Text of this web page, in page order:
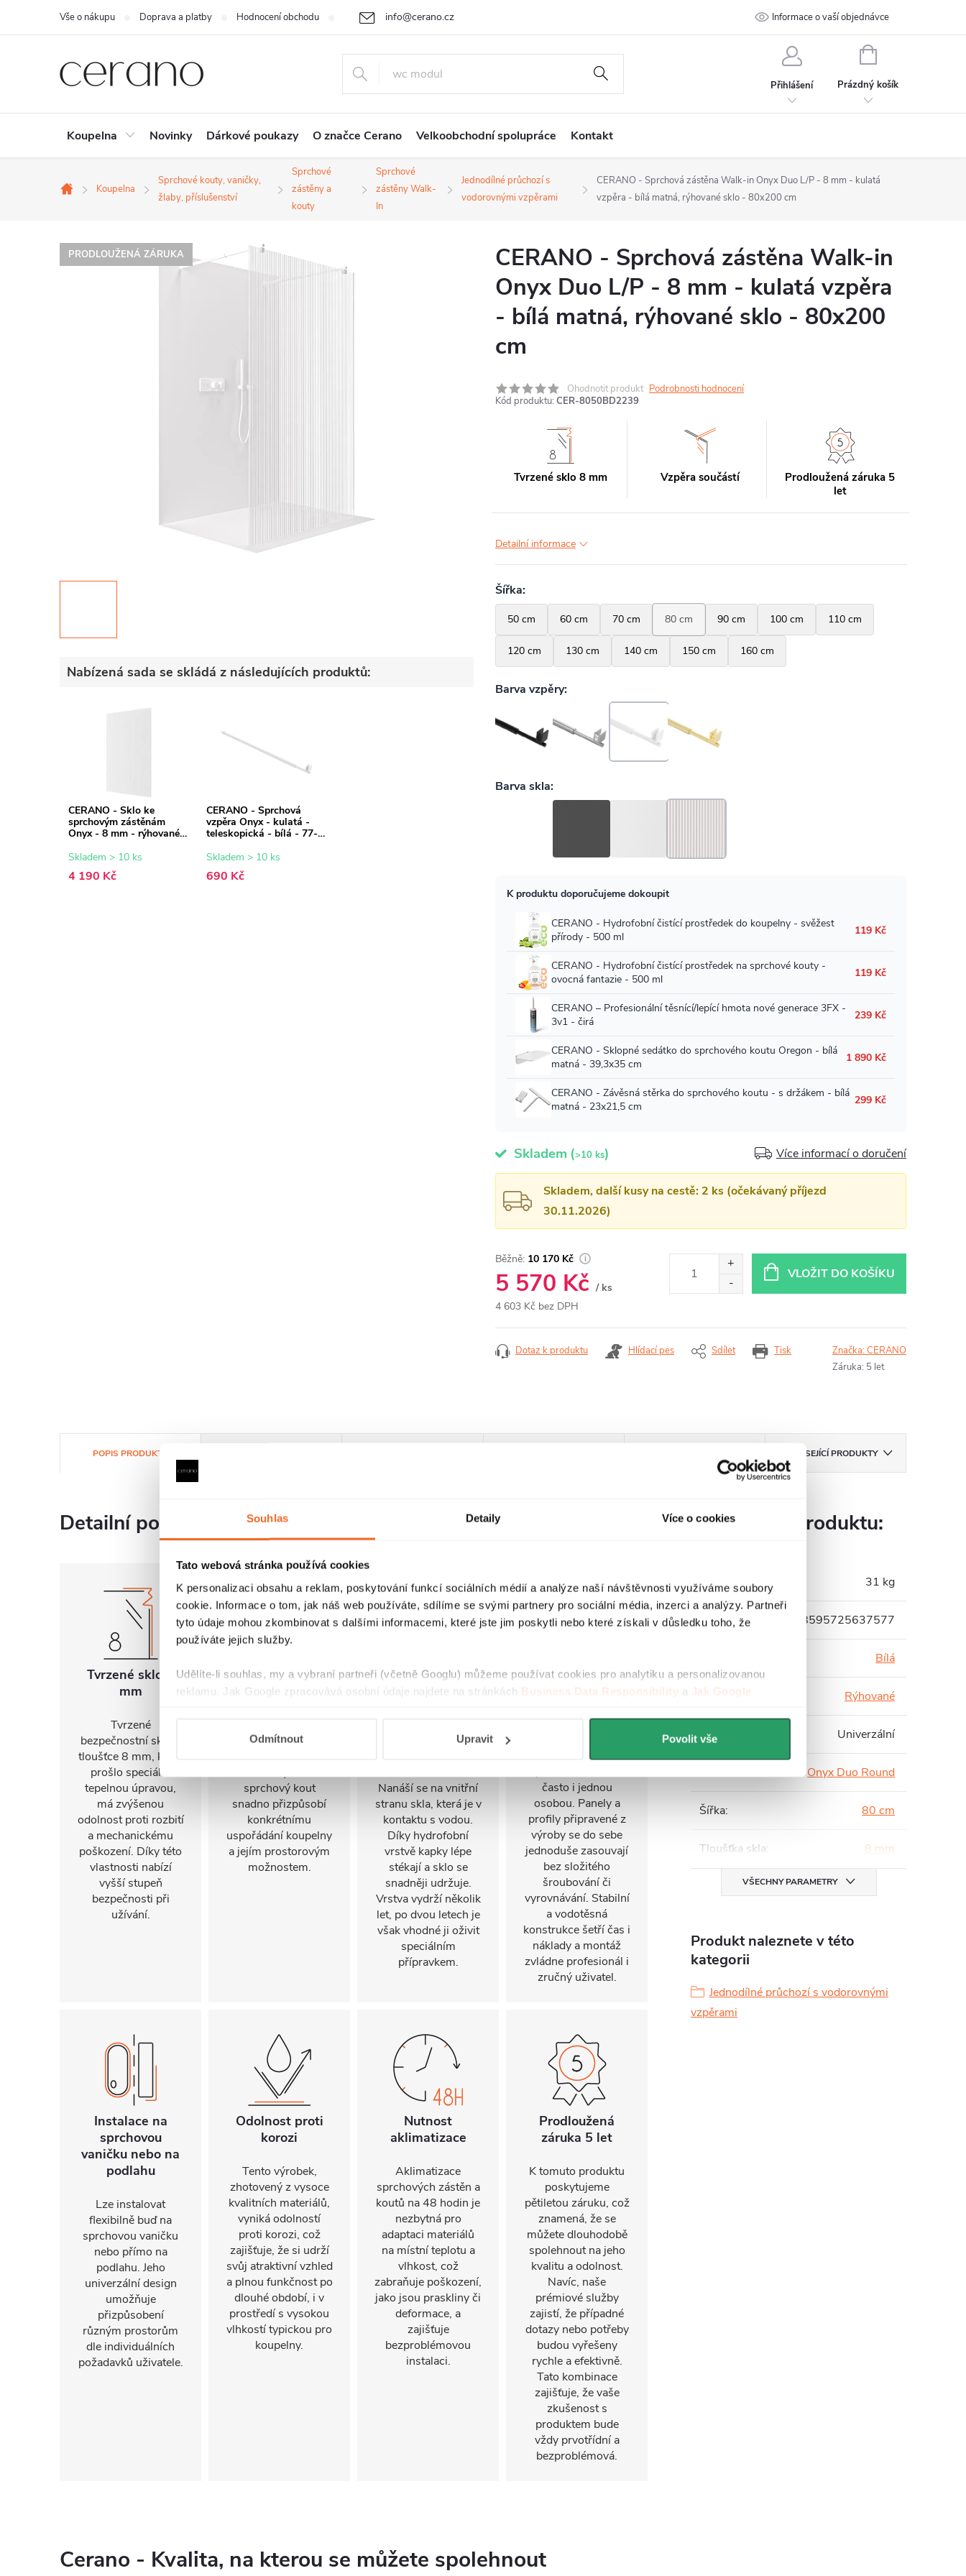
Souhlas Detaily Více o cookies
Tato webová stránka používá cookies
K personalizaci obsahu a reklam, poskytování funkcí sociálních médií a analýze naší návštěvnosti využíváme soubory
cookie. Informace o tom, jak náš web používáte, sdílíme se svými partnery pro sociální média, inzerci a analýzy. Partneři
tyto údaje mohou zkombinovat s dalšími informacemi, které jste jim poskytli nebo které získali v důsledku toho, že
používáte jejich služby.
Udělíte-li souhlas, my a vybraní partneři (včetně Googlu) můžeme používat cookies pro analytiku a personalizovanou
reklamu. Jak Google zpracovává osobní údaje najdete na stránkách Business Data Responsibility a Jak Google
Odmítnout Upravit Povolit vše
+420 226 400 232
info@cerano.cz
Vše o nákupu Doprava a platby Hodnocení obchodu Cenová nabídka na míru Ochrana osobních údajů Kontakt
Informace o vaší objednávce
Přihlášení
NÁKUPNÍ
Prázdný košík
Koupelna Novinky Dárkové poukazy O značce Cerano Velkoobchodní spolupráce Kontakt
Domů
Koupelna
Sprchové kouty, vaničky,
žlaby, příslušenství
Sprchové
zástěny a
kouty
Sprchové
zástěny Walk-
In
Jednodílné průchozí s
vodorovnými vzpěrami
CERANO - Sprchová zástěna Walk-in Onyx Duo L/P - 8 mm - kulatá
vzpěra - bílá matná, rýhované sklo - 80x200 cm
PRODLOUŽENÁ ZÁRUKA
Nabízená sada se skládá z následujících produktů:
CERANO - Sklo ke
sprchovým zástěnám
Onyx - 8 mm - rýhované
Skladem > 10 ks
4 190 Kč
CERANO - Sprchová
vzpěra Onyx - kulatá -
teleskopická - bílá - 77-
Skladem > 10 ks
690 Kč
CERANO - Sprchová zástěna Walk-in
Onyx Duo L/P - 8 mm - kulatá vzpěra
- bílá matná, rýhované sklo - 80x200
cm
Ohodnotit produkt Podrobnosti hodnocení
Kód produktu: CER-8050BD2239
Tvrzené sklo 8 mm Vzpěra součástí
Prodloužená záruka 5
let
Detailní informace
Skladem (>10 ks) Více informací o doručení
Skladem, další kusy na cestě: 2 ks (očekávaný příjezd
30.11.2026)
10 170 Kč
5 570 Kč / ks
4 603 Kč bez DPH
VLOŽIT DO KOŠÍKU
Tisk
Dotaz k produktu Hlídací pes Sdílet Značka:CERANO
Záruka: 5 let
POPIS PRODUKTU SOUVISEJÍCÍ PRODUKTY
Detailní popis produktu
Tvrzené sklo 8
mm
Tvrzené
bezpečnostní sklo o
tloušťce 8 mm, které
prošlo speciální
tepelnou úpravou,
má zvýšenou
odolnost proti rozbití
a mechanickému
poškození. Díky této
vlastnosti nabízí
vyšší stupeň
bezpečnosti při
užívání.
Univerzální
montáž
umožňuje instalaci
sprchový kout
snadno přizpůsobí
konkrétnímu
uspořádání koupelny
a jejím prostorovým
možnostem.
Povrchová úprava
EasyClean
usnadňuje čištění
Nanáší se na vnitřní
stranu skla, která je v
kontaktu s vodou.
Díky hydrofobní
vrstvě kapky lépe
stékají a sklo se
snadněji udržuje.
Vrstva vydrží několik
let, po dvou letech je
však vhodné ji oživit
speciálním
přípravkem.
FastInstall
montážní systém pro
sestavení
často i jednou
osobou. Panely a
profily připravené z
výroby se do sebe
jednoduše zasouvají
bez složitého
šroubování či
vyrovnávání. Stabilní
a vodotěsná
konstrukce šetří čas i
náklady a montáž
zvládne profesionál i
zručný uživatel.
Instalace na
sprchovou
vaničku nebo na
podlahu
Lze instalovat
flexibilně buď na
sprchovou vaničku
nebo přímo na
podlahu. Jeho
univerzální design
umožňuje
přizpůsobení
různým prostorům
dle individuálních
požadavků uživatele.
Odolnost proti
korozi
Tento výrobek,
zhotovený z vysoce
kvalitních materiálů,
vyniká odolností
proti korozi, což
zajišťuje, že si udrží
svůj atraktivní vzhled
a plnou funkčnost po
dlouhé období, i v
prostředí s vysokou
vlhkostí typickou pro
koupelny.
Nutnost
aklimatizace
Aklimatizace
sprchových zástěn a
koutů na 48 hodin je
nezbytná pro
adaptaci materiálů
na místní teplotu a
vlhkost, což
zabraňuje poškození,
jako jsou praskliny či
deformace, a
zajišťuje
bezproblémovou
instalaci.
Prodloužená
záruka 5 let
K tomuto produktu
poskytujeme
pětiletou záruku, což
znamená, že se
můžete dlouhodobě
spolehnout na jeho
kvalitu a odolnost.
Navíc, naše
prémiové služby
zajistí, že případné
dotazy nebo potřeby
budou vyřešeny
rychle a efektivně.
Tato kombinace
zajišťuje, že vaše
zkušenost s
produktem bude
vždy prvotřídní a
bezproblémová.
Cerano - Kvalita, na kterou se můžete spolehnout
Parametry produktu:
Hmotnost: 31 kg
EAN: 8595725637577
Bílá
Barva skla Rýhované
Instalace Univerzální
Onyx Duo Round
Šířka: 80 cm
Tloušťka skla: 8 mm
VŠECHNY PARAMETRY
Produkt naleznete v této
kategorii
Jednodílné průchozí s vodorovnými
vzpěrami